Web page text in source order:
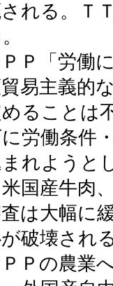
れる。Ｔ
Ｐ「労働
易主義的
ることは
労働条件
れようと
国産牛肉
は大幅に
破壊され
Ｐの農業